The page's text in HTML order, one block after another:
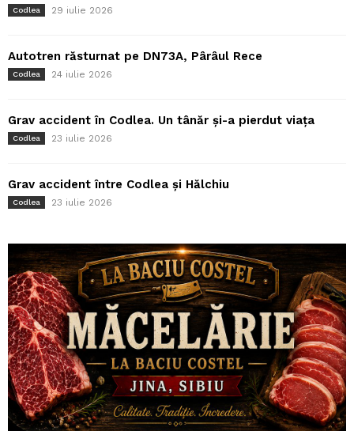
Codlea 29 iulie 2026
Autotren răsturnat pe DN73A, Pârâul Rece
Codlea 24 iulie 2026
Grav accident în Codlea. Un tânăr și-a pierdut viața
Codlea 23 iulie 2026
Grav accident între Codlea și Hălchiu
Codlea 23 iulie 2026